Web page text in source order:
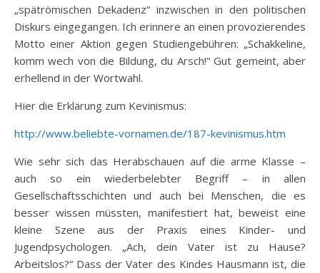
„spätrömischen Dekadenz“ inzwischen in den politischen
Diskurs eingegangen. Ich erinnere an einen provozierendes
Motto einer Aktion gegen Studiengebühren: „Schakkeline,
komm wech von die Bildung, du Arsch!“ Gut gemeint, aber
erhellend in der Wortwahl.
Hier die Erklärung zum Kevinismus:
http://www.beliebte-vornamen.de/187-kevinismus.htm
Wie sehr sich das Herabschauen auf die arme Klasse –
auch so ein wiederbelebter Begriff – in allen
Gesellschaftsschichten und auch bei Menschen, die es
besser wissen müssten, manifestiert hat, beweist eine
kleine Szene aus der Praxis eines Kinder- und
Jugendpsychologen. „Ach, dein Vater ist zu Hause?
Arbeitslos?“ Dass der Vater des Kindes Hausmann ist, die